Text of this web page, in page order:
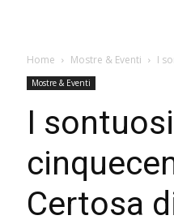
Home Mostre & Eventi I
Mostre & Eventi
I
Certosa